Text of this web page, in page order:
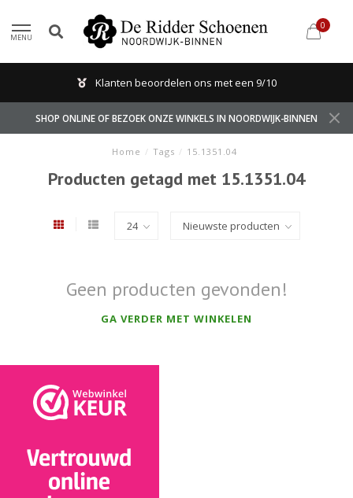
MENU
0
Klanten beoordelen ons met een 9/10
SHOP ONLINE OF BEZOEK ONZE WINKELS IN NOORDWIJK-BINNEN
Home / Tags / 15.1351.04
Producten getagd met 15.1351.04
Geen producten gevonden!
GA VERDER MET WINKELEN